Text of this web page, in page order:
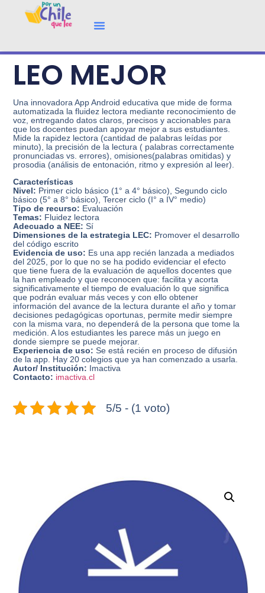
LEO MEJOR
Una innovadora App Android educativa que mide de forma
automatizada la fluidez lectora mediante reconocimiento de
voz, entregando datos claros, precisos y accionables para
que los docentes puedan apoyar mejor a sus estudiantes.
Mide la rapidez lectora (cantidad de palabras leídas por
minuto), la precisión de la lectura ( palabras correctamente
pronunciadas vs. errores), omisiones(palabras omitidas) y
prosodia (análisis de entonación, ritmo y expresión al leer).
Características
Nivel: Primer ciclo básico (1° a 4° básico), Segundo ciclo
básico (5° a 8° básico), Tercer ciclo (I° a IV° medio)
Tipo de recurso: Evaluación
Temas: Fluidez lectora
Adecuado a NEE: Sí
Dimensiones de la estrategia LEC: Promover el desarrollo
del código escrito
Evidencia de uso: Es una app recién lanzada a mediados
del 2025, por lo que no se ha podido evidenciar el efecto
que tiene fuera de la evaluación de aquellos docentes que
la han empleado y que reconocen que: facilita y acorta
significativamente el tiempo de evaluación lo que significa
que podrán evaluar más veces y con ello obtener
información del avance de la lectura durante el año y tomar
decisiones pedagógicas oportunas, permite medir siempre
con la misma vara, no dependerá de la persona que tome la
medición. A los estudiantes les parece más un juego en
donde siempre se puede mejorar.
Experiencia de uso: Se está recién en proceso de difusión
de la app. Hay 20 colegios que ya han comenzado a usarla.
Autor/ Institución: Imactiva
Contacto: imactiva.cl
5/5 - (1 voto)